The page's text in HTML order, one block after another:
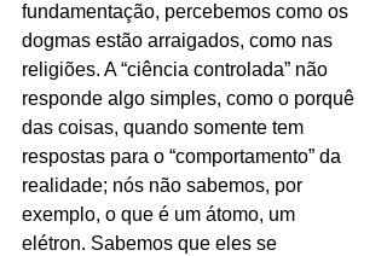
fundamentação, percebemos como os
dogmas estão arraigados, como nas
religiões. A “ciência controlada” não
responde algo simples, como o porquê
das coisas, quando somente tem
respostas para o “comportamento” da
realidade; nós não sabemos, por
exemplo, o que é um átomo, um
elétron. Sabemos que eles se